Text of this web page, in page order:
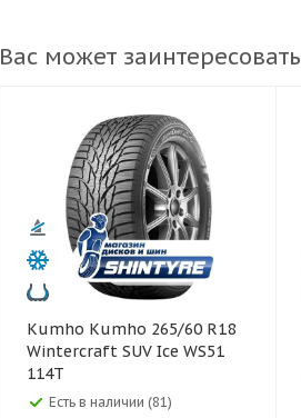
Вас может заинтересовать
Kumho Kumho 265/60 R18
Wintercraft SUV Ice WS51
114T
Есть в наличии (81)